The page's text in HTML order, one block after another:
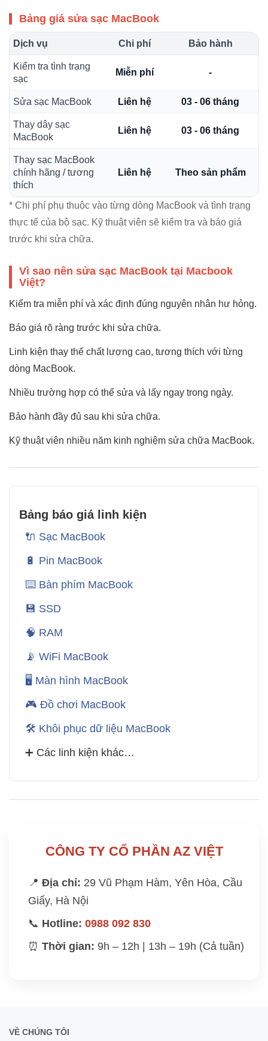
Bảng giá sửa sạc MacBook
Dịch vụ Chi phí Bảo hành
Kiểm tra tình trạng
sạc
Miễn phí -
Sửa sạc MacBook Liên hệ 03 - 06 tháng
Thay dây sạc
MacBook
Liên hệ 03 - 06 tháng
Thay sạc MacBook
chính hãng / tương
thích
Liên hệ Theo sản phẩm
* Chi phí phụ thuộc vào từng dòng MacBook và tình trạng
thực tế của bộ sạc. Kỹ thuật viên sẽ kiểm tra và báo giá
trước khi sửa chữa.
Vì sao nên sửa sạc MacBook tại Macbook
Việt?
Kiểm tra miễn phí và xác định đúng nguyên nhân hư hỏng.
Báo giá rõ ràng trước khi sửa chữa.
Linh kiện thay thế chất lượng cao, tương thích với từng
dòng MacBook.
Nhiều trường hợp có thể sửa và lấy ngay trong ngày.
Bảo hành đầy đủ sau khi sửa chữa.
Kỹ thuật viên nhiều năm kinh nghiệm sửa chữa MacBook.
Bảng báo giá linh kiện
🔌 Sạc MacBook
🔋 Pin MacBook
⌨️ Bàn phím MacBook
💾 SSD
🧠 RAM
📡 WiFi MacBook
🖥️ Màn hình MacBook
🎮 Đồ chơi MacBook
🛠️ Khôi phục dữ liệu MacBook
➕ Các linh kiện khác…
CÔNG TY CỔ PHẦN AZ VIỆT
📍 Địa chỉ: 29 Vũ Phạm Hàm, Yên Hòa, Cầu
Giấy, Hà Nội
📞 Hotline: 0988 092 830
⏰ Thời gian: 9h – 12h | 13h – 19h (Cả tuần)
VỀ CHÚNG TÔI